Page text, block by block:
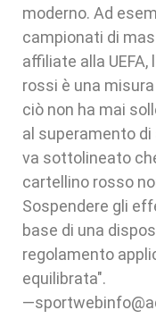
moderno. Ad
campionati di
affiliate alla
rossi è una
ciò non ha mai
al superamento di
va sottolineato
cartellino rosso
Sospendere gli
base di una
regolamento
equilibrata".